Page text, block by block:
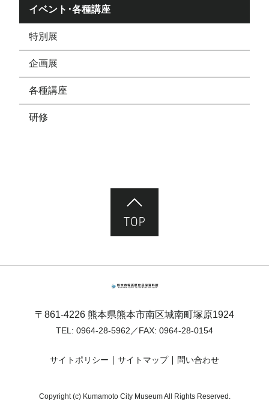
イベント･各種講座
特別展
企画展
各種講座
研修
〒861-4226 熊本県熊本市南区城南町塚原1924
TEL: 0964-28-5962 ／FAX: 0964-28-0154
サイトポリシー サイトマップ 問い合わせ
Copyright (c) Kumamoto City Museum All Rights Reserved.